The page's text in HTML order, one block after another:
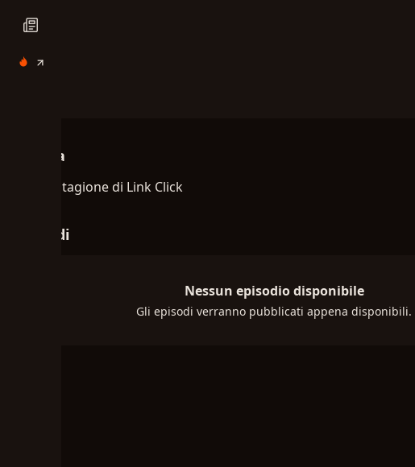
Trama
Terza stagione di Link Click
Episodi
Nessun episodio disponibile
Gli episodi verranno pubblicati appena disponibili.